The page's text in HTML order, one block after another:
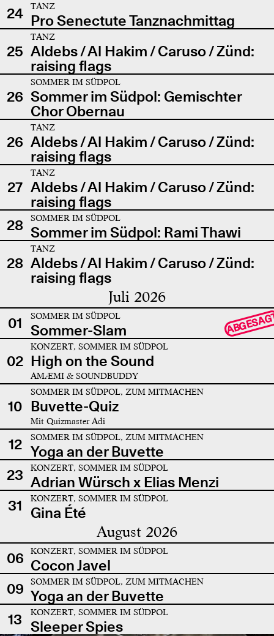
24
TANZ
Pro Senectute Tanznachmittag
25
TANZ
Aldebs / Al Hakim / Caruso / Zünd:
raising flags
26
SOMMER IM SÜDPOL
Sommer im Südpol: Gemischter
Chor Obernau
26
TANZ
Aldebs / Al Hakim / Caruso / Zünd:
raising flags
27
TANZ
Aldebs / Al Hakim / Caruso / Zünd:
raising flags
28
SOMMER IM SÜDPOL
Sommer im Südpol: Rami Thawi
28
TANZ
Aldebs / Al Hakim / Caruso / Zünd:
raising flags
Juli 2026
01 SOMMER IM SÜDPOL
Sommer-Slam
02
KONZERT, SOMMER IM SÜDPOL
High on the Sound
AMÆMI & SOUNDBUDDY
10
SOMMER IM SÜDPOL, ZUM MITMACHEN
Buvette-Quiz
Mit Quizmaster Adi
12 SOMMER IM SÜDPOL, ZUM MITMACHEN
Yoga an der Buvette
23
KONZERT, SOMMER IM SÜDPOL
Adrian Würsch x Elias Menzi
31
KONZERT, SOMMER IM SÜDPOL
Gina Été
August 2026
06 KONZERT, SOMMER IM SÜDPOL
Cocon Javel
09
SOMMER IM SÜDPOL, ZUM MITMACHEN
Yoga an der Buvette
13
KONZERT, SOMMER IM SÜDPOL
Sleeper Spies